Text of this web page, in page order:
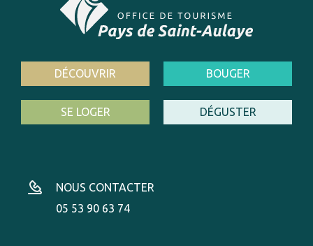
DÉCOUVRIR BOUGER
SE LOGER DÉGUSTER
NOUS CONTACTER
05 53 90 63 74